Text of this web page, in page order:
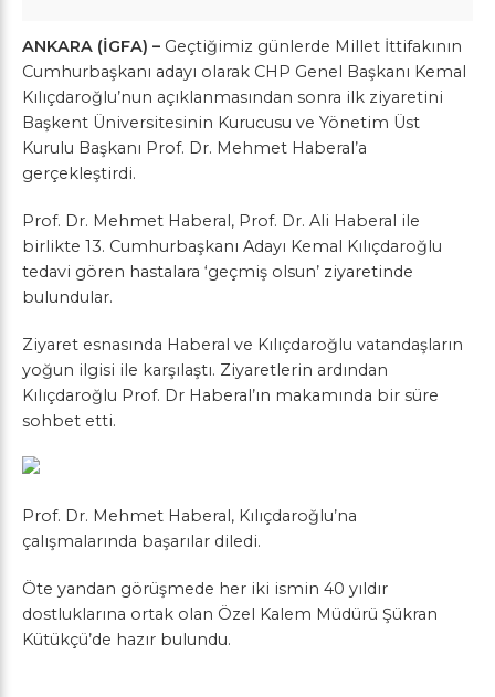
ANKARA (İGFA) – Geçtiğimiz günlerde Millet İttifakının
Cumhurbaşkanı adayı olarak CHP Genel Başkanı Kemal
Kılıçdaroğlu’nun açıklanmasından sonra ilk ziyaretini
Başkent Üniversitesinin Kurucusu ve Yönetim Üst
Kurulu Başkanı Prof. Dr. Mehmet Haberal’a
gerçekleştirdi.
Prof. Dr. Mehmet Haberal, Prof. Dr. Ali Haberal ile
birlikte 13. Cumhurbaşkanı Adayı Kemal Kılıçdaroğlu
tedavi gören hastalara ‘geçmiş olsun’ ziyaretinde
bulundular.
Ziyaret esnasında Haberal ve Kılıçdaroğlu vatandaşların
yoğun ilgisi ile karşılaştı. Ziyaretlerin ardından
Kılıçdaroğlu Prof. Dr Haberal’ın makamında bir süre
sohbet etti.
Prof. Dr. Mehmet Haberal, Kılıçdaroğlu’na
çalışmalarında başarılar diledi.
Öte yandan görüşmede her iki ismin 40 yıldır
dostluklarına ortak olan Özel Kalem Müdürü Şükran
Kütükçü’de hazır bulundu.